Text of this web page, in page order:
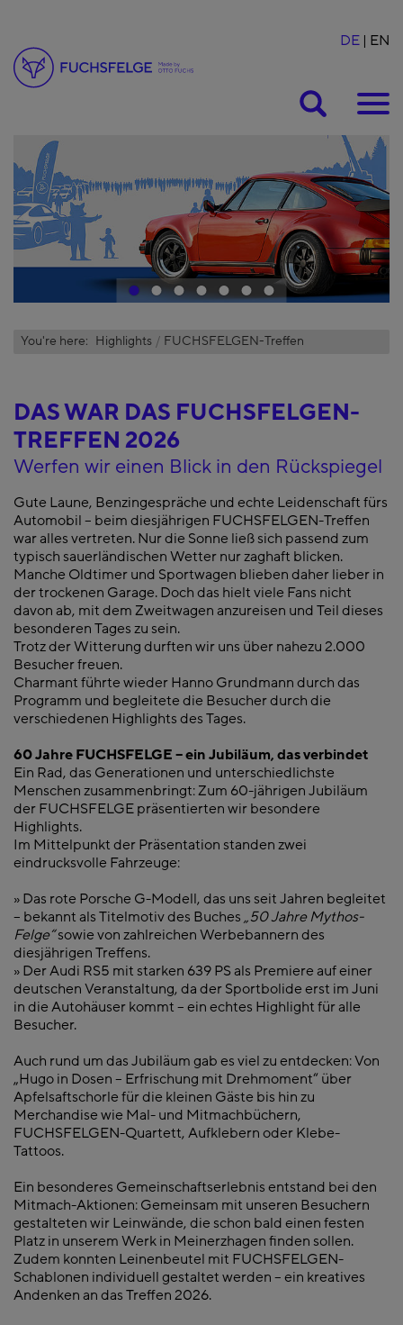
DE EN
1 2 7
You're here: Highlights FUCHSFELGEN-Treffen
DAS WAR DAS FUCHSFELGEN-
TREFFEN 2026
Werfen wir einen Blick in den Rückspiegel
Gute Laune, Benzingespräche und echte Leidenschaft fürs
Automobil – beim diesjährigen FUCHSFELGEN-Treffen
war alles vertreten. Nur die Sonne ließ sich passend zum
typisch sauerländischen Wetter nur zaghaft blicken.
Manche Oldtimer und Sportwagen blieben daher lieber in
der trockenen Garage. Doch das hielt viele Fans nicht
davon ab, mit dem Zweitwagen anzureisen und Teil dieses
besonderen Tages zu sein.
Trotz der Witterung durften wir uns über nahezu 2.000
Besucher freuen.
Charmant führte wieder Hanno Grundmann durch das
Programm und begleitete die Besucher durch die
verschiedenen Highlights des Tages.
60 Jahre FUCHSFELGE – ein Jubiläum, das verbindet
Ein Rad, das Generationen und unterschiedlichste
Menschen zusammenbringt: Zum 60-jährigen Jubiläum
der FUCHSFELGE präsentierten wir besondere
Highlights.
Im Mittelpunkt der Präsentation standen zwei
eindrucksvolle Fahrzeuge:
» Das rote Porsche G-Modell, das uns seit Jahren begleitet
– bekannt als Titelmotiv des Buches „50 Jahre Mythos-
Felge“sowie von zahlreichen Werbebannern des
diesjährigen Treffens.
» Der Audi RS5 mit starken 639 PS als Premiere auf einer
deutschen Veranstaltung, da der Sportbolide erst im Juni
in die Autohäuser kommt – ein echtes Highlight für alle
Besucher.
Auch rund um das Jubiläum gab es viel zu entdecken: Von
„Hugo in Dosen – Erfrischung mit Drehmoment“ über
Apfelsaftschorle für die kleinen Gäste bis hin zu
Merchandise wie Mal- und Mitmachbüchern,
FUCHSFELGEN-Quartett, Aufklebern oder Klebe-
Tattoos.
Ein besonderes Gemeinschaftserlebnis entstand bei den
Mitmach-Aktionen: Gemeinsam mit unseren Besuchern
gestalteten wir Leinwände, die schon bald einen festen
Platz in unserem Werk in Meinerzhagen finden sollen.
Zudem konnten Leinenbeutel mit FUCHSFELGEN-
Schablonen individuell gestaltet werden – ein kreatives
Andenken an das Treffen 2026.